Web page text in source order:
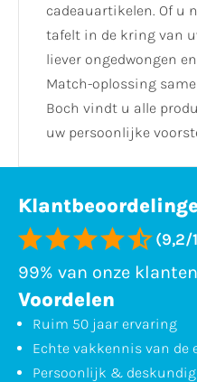
cadeauartikelen. Of u
tafelt in de kring van
liever ongedwongen
Match-oplossing
Boch vindt u alle
uw persoonlijke
(9,2/
99% van onze
Voordelen
Ruim 50 jaar ervaring
Echte vakkennis van de
Persoonlijk &